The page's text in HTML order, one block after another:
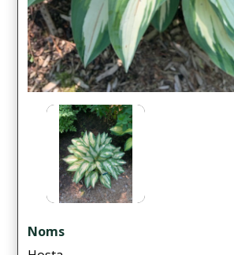
Noms